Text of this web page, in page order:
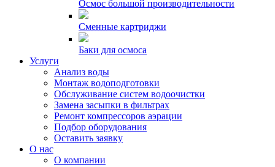
Осмос большой производительности
Сменные картриджи
Баки для осмоса
Услуги
Анализ воды
Монтаж водоподготовки
Обслуживание систем водоочистки
Замена засыпки в фильтрах
Ремонт компрессоров аэрации
Подбор оборудования
Оставить заявку
О нас
О компании